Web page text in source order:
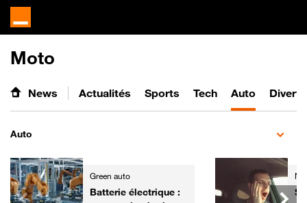
Moto
News Actualités Sports Tech Auto
Auto
Green auto
Batterie électrique :